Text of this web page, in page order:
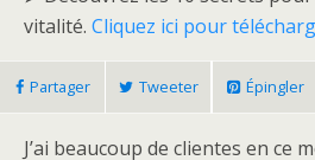
vitalité. Cliquez ici pour
Partager Tweeter Épingler
J’ai beaucoup de clientes en ce